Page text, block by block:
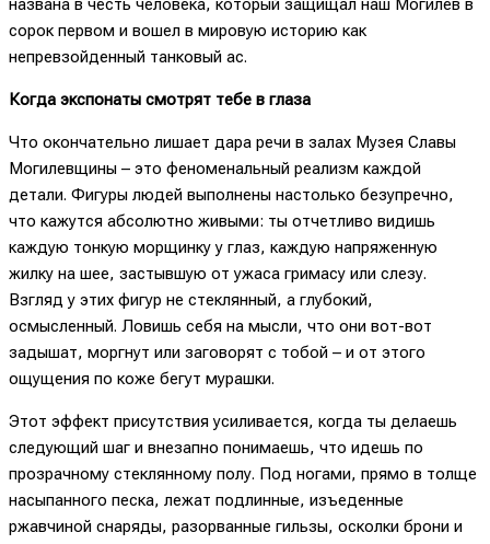
названа в честь человека, который защищал наш Могилев в
сорок первом и вошел в мировую историю как
непревзойденный танковый ас.
Когда экспонаты смотрят тебе в глаза
Что окончательно лишает дара речи в залах Музея Славы
Могилевщины – это феноменальный реализм каждой
детали. Фигуры людей выполнены настолько безупречно,
что кажутся абсолютно живыми: ты отчетливо видишь
каждую тонкую морщинку у глаз, каждую напряженную
жилку на шее, застывшую от ужаса гримасу или слезу.
Взгляд у этих фигур не стеклянный, а глубокий,
осмысленный. Ловишь себя на мысли, что они вот-вот
задышат, моргнут или заговорят с тобой – и от этого
ощущения по коже бегут мурашки.
Этот эффект присутствия усиливается, когда ты делаешь
следующий шаг и внезапно понимаешь, что идешь по
прозрачному стеклянному полу. Под ногами, прямо в толще
насыпанного песка, лежат подлинные, изъеденные
ржавчиной снаряды, разорванные гильзы, осколки брони и